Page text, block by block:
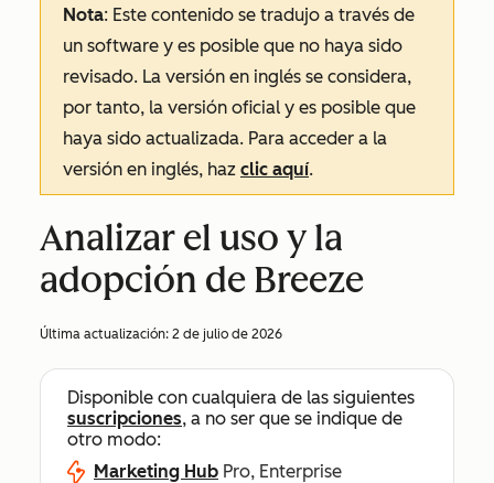
Nota: Este contenido se tradujo a través de
un software y es posible que no haya sido
revisado. La versión en inglés se considera,
por tanto, la versión oficial y es posible que
haya sido actualizada. Para acceder a la
versión en inglés, haz clic aquí.
Analizar el uso y la
adopción de Breeze
Última actualización: 2 de julio de 2026
Disponible con cualquiera de las siguientes
suscripciones, a no ser que se indique de
otro modo:
Marketing Hub Pro, Enterprise